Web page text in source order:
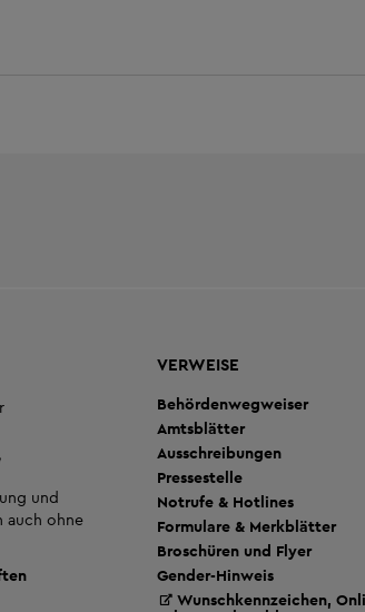
und
auch ohne
VERWEISE
Behördenwegweiser
Amtsblätter
Ausschreibungen
Pressestelle
Notrufe & Hotlines
Formulare & Merkblätter
Broschüren und Flyer
Gender-Hinweis
Wunschkennzeichen,